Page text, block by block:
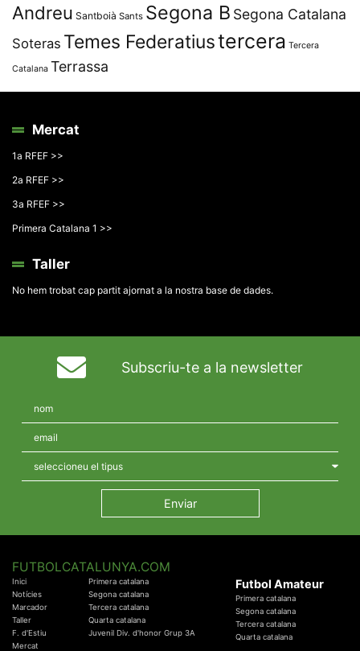
Andreu Santboià Sants Segona B Segona Catalana
Soteras Temes Federatiustercera Tercera
Catalana Terrassa
Mercat
1a RFEF >>
2a RFEF >>
3a RFEF >>
Primera Catalana 1 >>
Taller
No hem trobat cap partit ajornat a la nostra base de dades.
Subscriu-te a la newsletter
FUTBOLCATALUNYA.COM
Inici
Notícies
Marcador
Taller
F. d'Estiu
Mercat
Primera catalana
Segona catalana
Tercera catalana
Quarta catalana
Juvenil Div. d'honor Grup 3A
Futbol Amateur
Primera catalana
Segona catalana
Tercera catalana
Quarta catalana